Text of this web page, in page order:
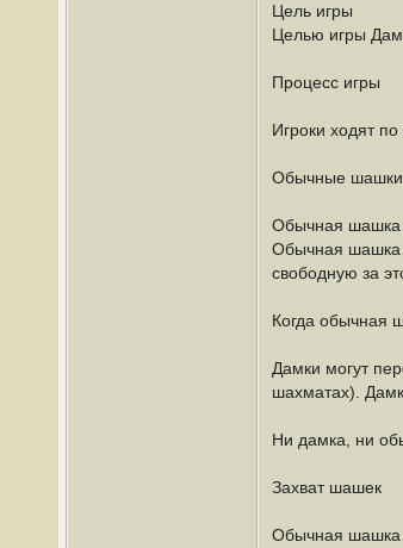
Цель игры
Целью игры
Процесс игры
Игроки ходят
Обычные шашки
Обычная шашка
Обычная шашка
свободную за
Когда обычная
Дамки могут
шахматах).
Ни дамка, ни
Захват шашек
Обычная шашка